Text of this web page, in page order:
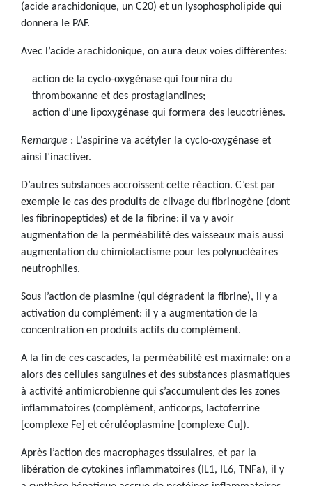
(acide arachidonique, un C20) et un lysophospholipide qui
donnera le PAF.
Avec l’acide arachidonique, on aura deux voies différentes:
action de la cyclo-oxygénase qui fournira du
thromboxanne et des prostaglandines;
action d’une lipoxygénase qui formera des leucotriènes.
Remarque : L’aspirine va acétyler la cyclo-oxygénase et
ainsi l’inactiver.
D’autres substances accroissent cette réaction. C’est par
exemple le cas des produits de clivage du fibrinogène (dont
les fibrinopeptides) et de la fibrine: il va y avoir
augmentation de la perméabilité des vaisseaux mais aussi
augmentation du chimiotactisme pour les polynucléaires
neutrophiles.
Sous l’action de plasmine (qui dégradent la fibrine), il y a
activation du complément: il y a augmentation de la
concentration en produits actifs du complément.
A la fin de ces cascades, la perméabilité est maximale: on a
alors des cellules sanguines et des substances plasmatiques
à activité antimicrobienne qui s’accumulent des les zones
inflammatoires (complément, anticorps, lactoferrine
[complexe Fe] et céruléoplasmine [complexe Cu]).
Après l’action des macrophages tissulaires, et par la
libération de cytokines inflammatoires (IL1, IL6, TNFa), il y